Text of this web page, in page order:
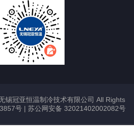
锡冠亚恒温制冷技术有限公司 All Rights
号 | 苏公网安备 32021402002082号